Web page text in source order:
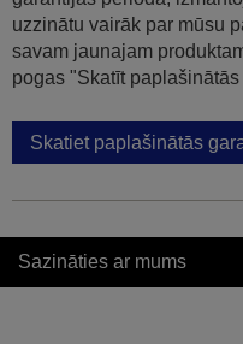
uzzinātu vairāk par mūsu
savam jaunajam
pogas "Skatīt
Skatiet paplašinātās
Sazināties ar mums